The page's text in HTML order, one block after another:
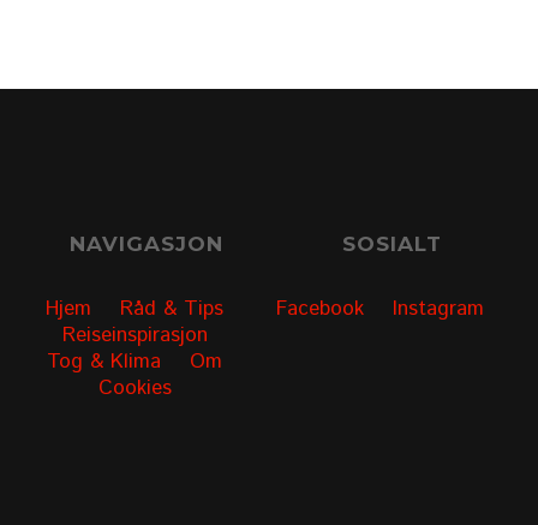
NAVIGASJON
Hjem
Råd & Tips
Reiseinspirasjon
Tog & Klima
Om
Cookies
SOSIALT
Facebook Instagram